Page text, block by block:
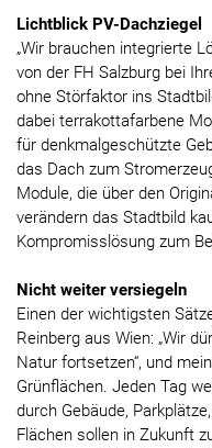
Lichtblick PV-Dachziegel
„Wir brauchen integrierte
von der FH Salzburg bei
ohne Störfaktor ins
dabei terrakottafarbene
für denkmalgeschützte
das Dach zum
Module, die über den
verändern das Stadtbild
Kompromisslösung zum
Nicht weiter versiegeln
Einen der wichtigsten
Reinberg aus Wien: „Wir
Natur fortsetzen“, und
Grünflächen. Jeden Tag
durch Gebäude,
Flächen sollen in Zukunft